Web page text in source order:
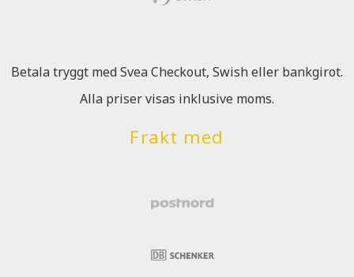
Betala tryggt med Svea Checkout, Swish eller bankgirot.
Alla priser visas inklusive moms.
Frakt med